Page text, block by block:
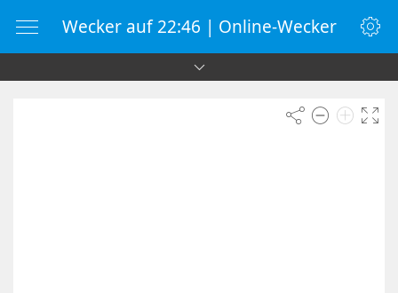
Wecker auf 22:46 | Online-Wecker